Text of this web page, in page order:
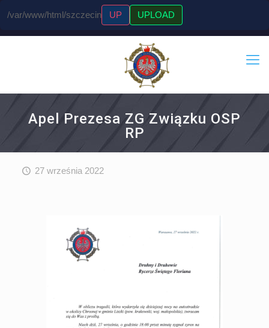
/var/www/html/szczecin UP UPLOAD
Apel Prezesa ZG Związku OSP
RP
27 września 2022